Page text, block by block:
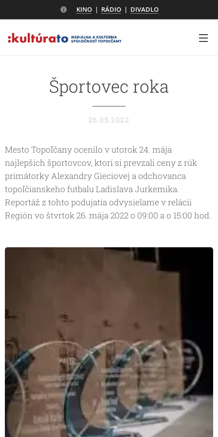
KINO| RÁDIO| DIVADLO
Športovec roka
26.05.2022
Mesto Topoľčany ocenilo v utorok 24. mája
najlepších športovcov, ktorí si prevzali ceny z rúk
primátorky Alexandry Gieciovej a odchovanca
topoľčianskeho futbalu Ladislava Jurkemika.
Reportáž z tohto podujatia odvysielame v relácii
Región vo štvrtok 26. mája 2022 o 09:00 a o 15:00 hod.